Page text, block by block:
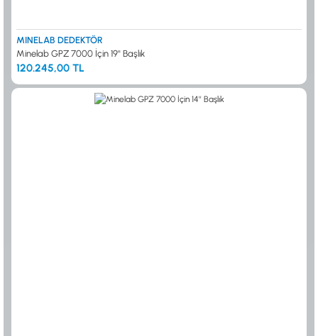
MINELAB DEDEKTÖR
Minelab GPZ 7000 İçin 19'' Başlık
120.245,00 TL